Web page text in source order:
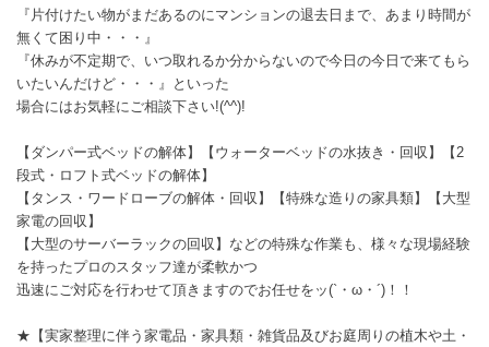
『片付けたい物がまだあるのにマンションの退去日まで、あまり時間が
無くて困り中・・・』
『休みが不定期で、いつ取れるか分からないので今日の今日で来てもら
いたいんだけど・・・』といった
場合にはお気軽にご相談下さい!(^^)!
【ダンパー式ベッドの解体】【ウォーターベッドの水抜き・回収】【2
段式・ロフト式ベッドの解体】
【タンス・ワードローブの解体・回収】【特殊な造りの家具類】【大型
家電の回収】
【大型のサーバーラックの回収】などの特殊な作業も、様々な現場経験
を持ったプロのスタッフ達が柔軟かつ
迅速にご対応を行わせて頂きますのでお任せをッ(`・ω・´)！！
★【実家整理に伴う家電品・家具類・雑貨品及びお庭周りの植木や土・